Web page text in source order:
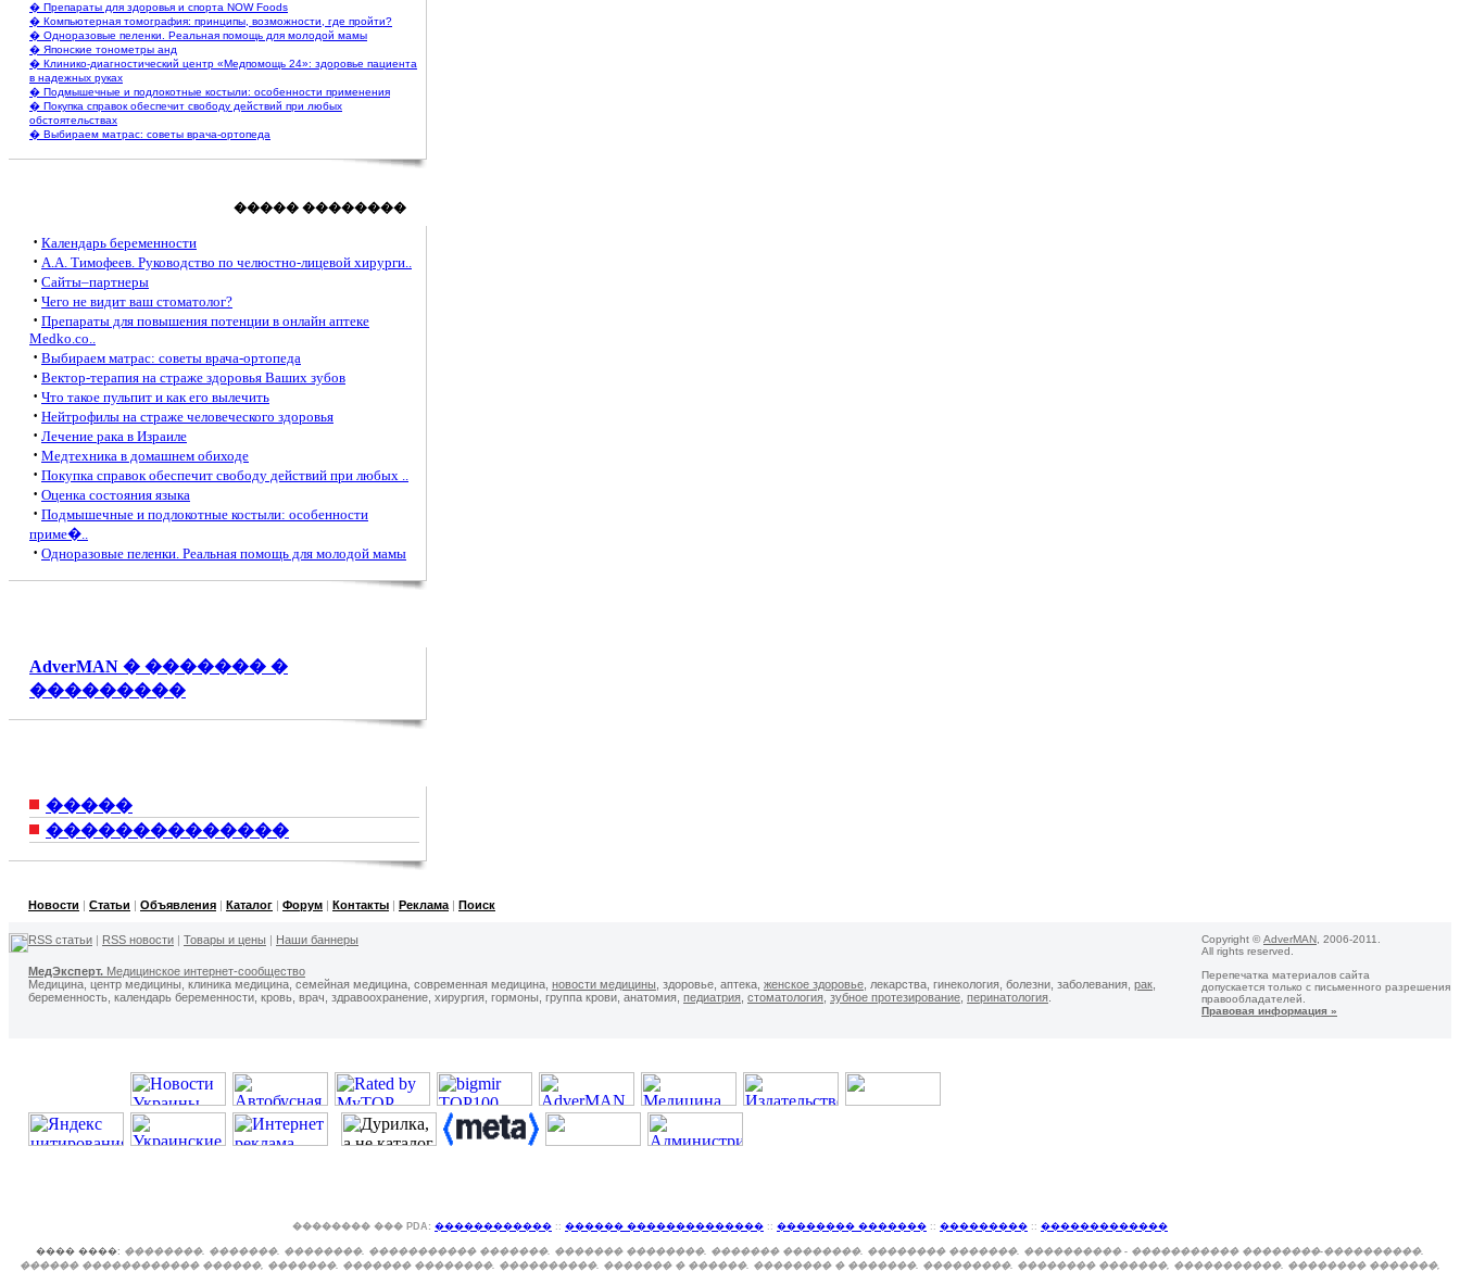
� Препараты для здоровья и спорта NOW Foods
� Компьютерная томография: принципы, возможности, где пройти?
� Одноразовые пеленки. Реальная помощь для молодой мамы
� Японские тонометры анд
� Клинико-диагностический центр «Медпомощь 24»: здоровье пациента
в надежных руках
� Подмышечные и подлокотные костыли: особенности применения
� Покупка справок обеспечит свободу действий при любых
обстоятельствах
� Выбираем матрас: советы врача-ортопеда
����� ��������
· Календарь беременности
· А.А. Тимофеев. Руководство по челюстно-лицевой хирурги..
· Сайты–партнеры
· Чего не видит ваш стоматолог?
· Препараты для повышения потенции в онлайн аптеке
Medko.co..
· Выбираем матрас: советы врача-ортопеда
· Вектор-терапия на страже здоровья Ваших зубов
· Что такое пульпит и как его вылечить
· Нейтрофилы на страже человеческого здоровья
· Лечение рака в Израиле
· Медтехника в домашнем обиходе
· Покупка справок обеспечит свободу действий при любых ..
· Оценка состояния языка
· Подмышечные и подлокотные костыли: особенности
приме�..
· Одноразовые пеленки. Реальная помощь для молодой мамы
AdverMAN � ������� �
���������
�����
��������������
Новости | Статьи | Объявления | Каталог | Форум | Контакты | Реклама | Поиск
RSS статьи | RSS новости | Товары и цены | Наши баннеры
МедЭксперт. Медицинское интернет-сообщество
Медицина, центр медицины, клиника медицина, семейная медицина, современная медицина, новости медицины , здоровье, аптека, женское здоровье , лекарства, гинекология, болезни, заболевания, рак
беременность, календарь беременности, кровь, врач, здравоохранение, хирургия, гормоны, группа крови, анатомия, педиатрия стоматология зубное протезирование перинатология
Copyright ©AdverMAN , 2006-2011.
All rights reserved.
Перепечатка материалов сайта
допускается только с письменного разрешения
правообладателей.
Правовая информация »
�������� ��� PDA: ������������ :: ������ �������������� :: �������� ������� :: ��������� :: �������������
���� ����: ��������. �������. ��������. ����������� �������. ������� ��������. ������� ��������. �������� �������. ���������� - ����������� ��������-����������.
������ ������������ ������, �������. ������� ��������. ����������. ������� � ������. �������� � �������. ���������. �������� �������, �����������. �������� �������,